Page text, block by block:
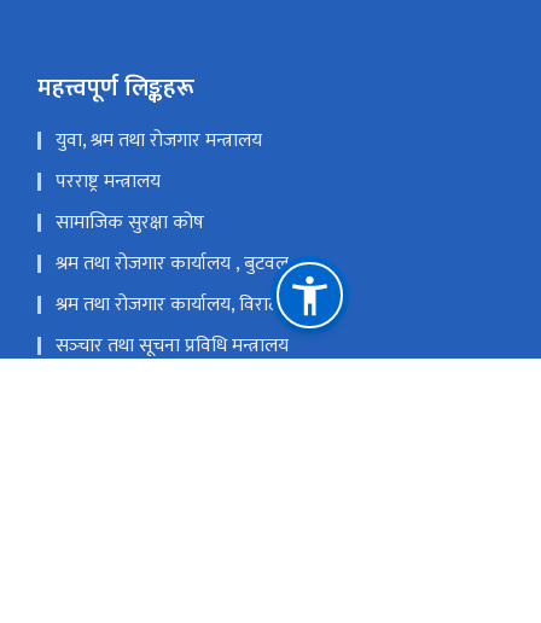
महत्त्वपूर्ण लिङ्कहरू
युवा, श्रम तथा रोजगार मन्त्रालय
परराष्ट्र मन्त्रालय
सामाजिक सुरक्षा कोष
श्रम तथा रोजगार कार्यालय , बुटवल
श्रम तथा रोजगार कार्यालय, विराटनगर
सञ्‍चार तथा सूचना प्रविधि मन्त्रालय